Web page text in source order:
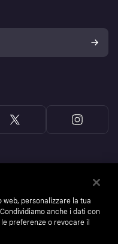
web, personalizzare la tua
anche i dati con
preferenze o revocare il